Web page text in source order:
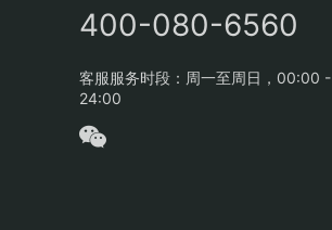
400-080-6560
客服服务时段：周一至周日，00:00 -
24:00